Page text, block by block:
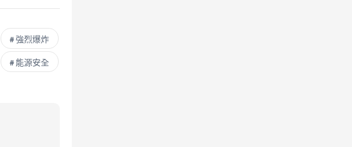
強烈爆炸
能源安全